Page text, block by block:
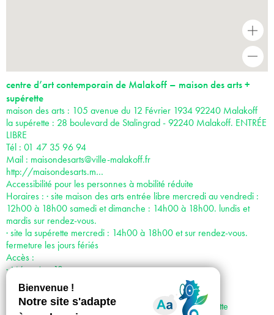
+
centre d’art contemporain de Malakoff – maison des arts +
supérette
maison des arts : 105 avenue du 12 Février 1934 92240 Malakoff
la supérette : 28 boulevard de Stalingrad - 92240 Malakoff. ENTRÉE
LIBRE
Tél : 01 47 35 96 94
Mail : maisondesarts@ville-malakoff.fr
http://maisondesarts.m…
Accessibilité pour les personnes à mobilité réduite
Horaires : · site maison des arts entrée libre mercredi au vendredi :
12h00 à 18h00 samedi et dimanche : 14h00 à 18h00. lundis et
mardis sur rendez-vous.
· site la supérette mercredi : 14h00 à 18h00 et sur rendez-vous.
fermeture les jours fériés
Accès :
· Métro 4 et 13
· Bus 194, 388, N66
· Vélib’ Station n°22404, avenue Pierre Brossolette
· Voiture : Porte de Châtillon, puis avenue Pierre Brossolette